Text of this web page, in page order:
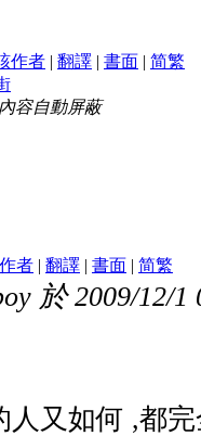
作者 | 翻譯 | 書面 | 简繁
容自動屏蔽
者 | 翻譯 | 書面 | 简繁
於 2009/12/1
人又如何 ,都